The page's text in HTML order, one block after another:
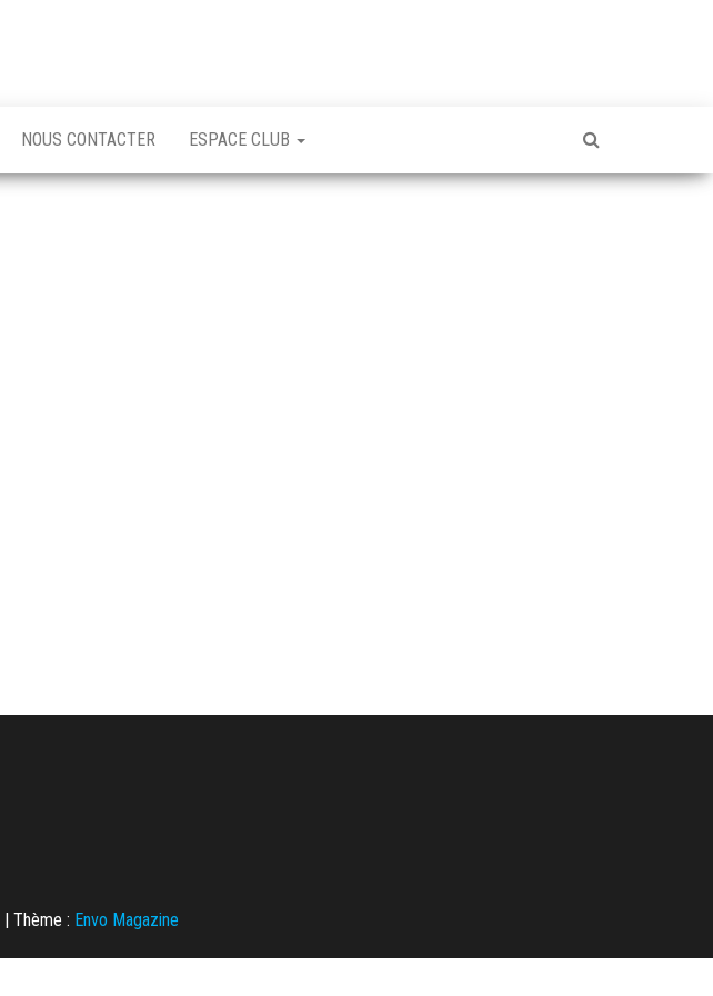
NOUS CONTACTER ESPACE CLUB
| Thème : Envo Magazine